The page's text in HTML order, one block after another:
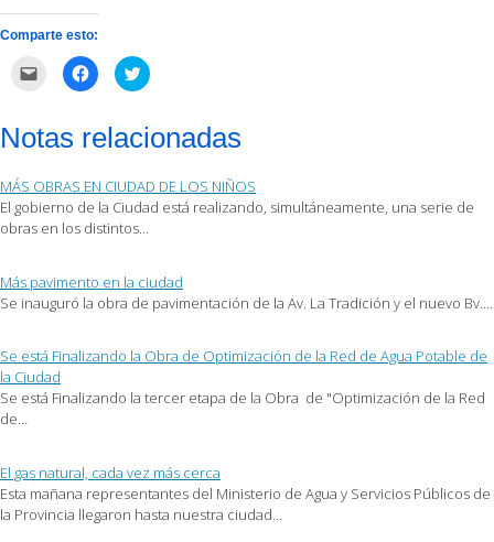
Comparte esto:
correo
electrónico
amigo
(Se
abre
en
Haz
clic
Facebook
(Se
una
ventana
nueva)
Haz
clic
en
Twitter
(Se
una
ventana
nueva)
Notas relacionadas
MÁS OBRAS EN CIUDAD DE LOS NIÑOS
El gobierno de la Ciudad está realizando, simultáneamente, una serie de
obras en los distintos…
Más pavimento en la ciudad
Se inauguró la obra de pavimentación de la Av. La Tradición y el nuevo Bv.…
Se está Finalizando la Obra de Optimización de la Red de Agua Potable de
la Ciudad
Se está Finalizando la tercer etapa de la Obra de "Optimización de la Red
de…
El gas natural, cada vez más cerca
Esta mañana representantes del Ministerio de Agua y Servicios Públicos de
la Provincia llegaron hasta nuestra ciudad…